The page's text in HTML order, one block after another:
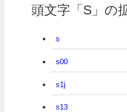
頭文字「S」の
s
s00
s1j
s13